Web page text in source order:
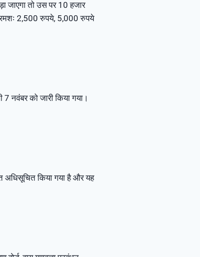
जाएगा तो उस पर 10 हजार
2,500 रुपये, 5,000 रुपये
नवंबर को जारी किया गया।
अधिसूचित किया गया है और यह